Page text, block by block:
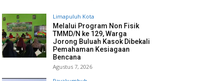
Limapuluh Kota
Melalui Program Non Fisik
TMMD/N ke 129, Warga
Jorong Buluah Kasok Dibekali
Pemahaman Kesiagaan
Bencana
Agustus 7, 2026